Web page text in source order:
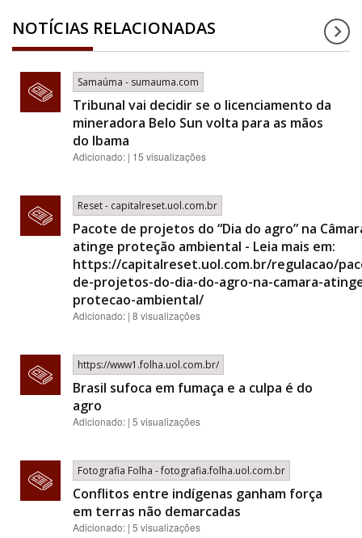
NOTÍCIAS RELACIONADAS
Samaúma - sumauma.com
Tribunal vai decidir se o licenciamento da
mineradora Belo Sun volta para as mãos
do Ibama
Adicionado: | 15 visualizações
Reset - capitalreset.uol.com.br
Pacote de projetos do “Dia do agro” na
atinge proteção ambiental - Leia mais em:
https://capitalreset.uol.com.br/regulacao/
de-projetos-do-dia-do-agro-na-camara-
protecao-ambiental/
Adicionado: | 8 visualizações
https://www1.folha.uol.com.br/
Brasil sufoca em fumaça e a culpa é do
agro
Adicionado: | 5 visualizações
Fotografia Folha - fotografia.folha.uol.com.br
Conflitos entre indígenas ganham força
em terras não demarcadas
Adicionado: | 5 visualizações